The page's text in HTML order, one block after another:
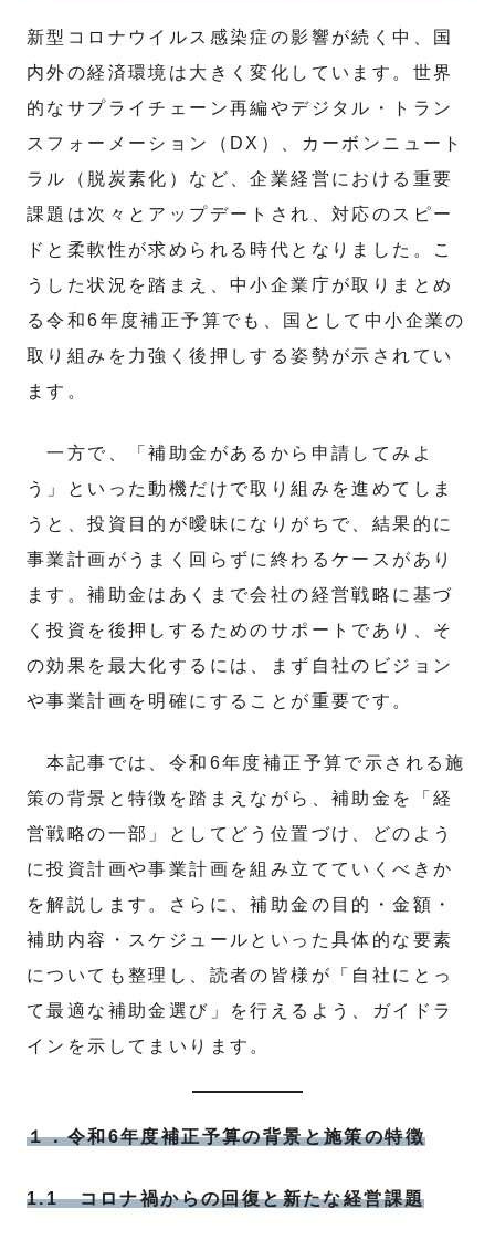
新型コロナウイルス感染症の影響が続く中、国
内外の経済環境は大きく変化しています。世界
的なサプライチェーン再編やデジタル・トラン
スフォーメーション（DX）、カーボンニュート
ラル（脱炭素化）など、企業経営における重要
課題は次々とアップデートされ、対応のスピー
ドと柔軟性が求められる時代となりました。こ
うした状況を踏まえ、中小企業庁が取りまとめ
る令和6年度補正予算でも、国として中小企業の
取り組みを力強く後押しする姿勢が示されてい
ます。
一方で、「補助金があるから申請してみよ
う」といった動機だけで取り組みを進めてしま
うと、投資目的が曖昧になりがちで、結果的に
事業計画がうまく回らずに終わるケースがあり
ます。補助金はあくまで会社の経営戦略に基づ
く投資を後押しするためのサポートであり、そ
の効果を最大化するには、まず自社のビジョン
や事業計画を明確にすることが重要です。
本記事では、令和6年度補正予算で示される施
策の背景と特徴を踏まえながら、補助金を「経
営戦略の一部」としてどう位置づけ、どのよう
に投資計画や事業計画を組み立てていくべきか
を解説します。さらに、補助金の目的・金額・
補助内容・スケジュールといった具体的な要素
についても整理し、読者の皆様が「自社にとっ
て最適な補助金選び」を行えるよう、ガイドラ
インを示してまいります。
１．令和6年度補正予算の背景と施策の特徴
1.1 コロナ禍からの回復と新たな経営課題